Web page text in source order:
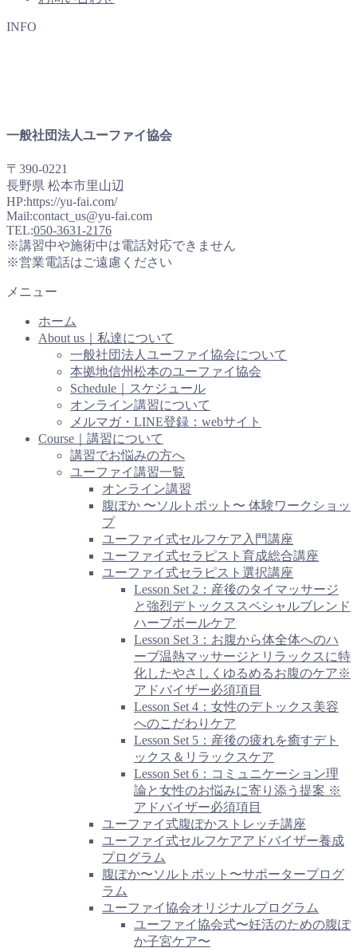
INFO
一般社団法人ユーファイ協会
〒390-0221
長野県 松本市里山辺
HP:https://yu-fai.com/
Mail:contact_us@yu-fai.com
TEL:050-3631-2176
※講習中や施術中は電話対応できません
※営業電話はご遠慮ください
メニュー
ホーム
About us｜私達について
一般社団法人ユーファイ協会について
本拠地信州松本のユーファイ協会
Schedule｜スケジュール
オンライン講習について
メルマガ・LINE登録：webサイト
Course｜講習について
講習でお悩みの方へ
ユーファイ講習一覧
オンライン講習
腹ぽか 〜ソルトポット〜 体験ワークショッ
プ
ユーファイ式セルフケア入門講座
ユーファイ式セラピスト育成総合講座
ユーファイ式セラピスト選択講座
Lesson Set 2：産後のタイマッサージ
と強烈デトックススペシャルブレンド
ハーブボールケア
Lesson Set 3：お腹から体全体へのハ
ーブ温熱マッサージとリラックスに特
化したやさしくゆるめるお腹のケア※
アドバイザー必須項目
Lesson Set 4：女性のデトックス美容
へのこだわりケア
Lesson Set 5：産後の疲れを癒すデト
ックス＆リラックスケア
Lesson Set 6：コミュニケーション理
論と女性のお悩みに寄り添う提案 ※
アドバイザー必須項目
ユーファイ式腹ぽかストレッチ講座
ユーファイ式セルフケアアドバイザー養成
プログラム
腹ぽか〜ソルトポット〜サポータープログ
ラム
ユーファイ協会オリジナルプログラム
ユーファイ協会式〜妊活のための腹ぽ
か子宮ケア〜